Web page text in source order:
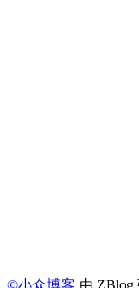
©小众博客 由 ZBlog